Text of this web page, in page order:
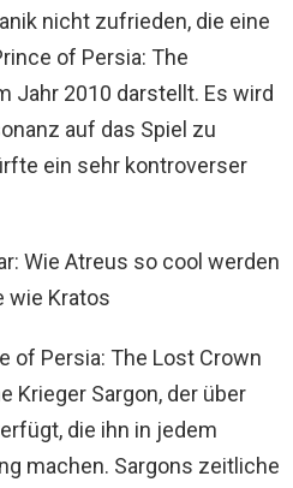
nicht zufrieden, die eine
of Persia: The
Jahr 2010 darstellt. Es wird
auf das Spiel zu
ein sehr kontroverser
Wie Atreus so cool werden
wie Kratos
of Persia: The Lost Crown
Krieger Sargon, der über
die ihn in jedem
machen. Sargons zeitliche